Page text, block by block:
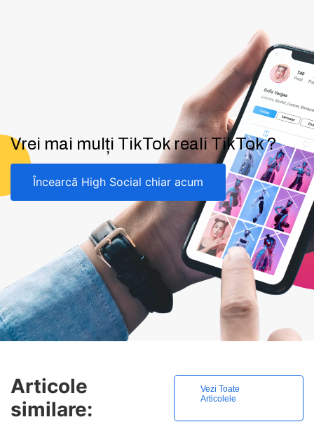
Vrei mai mulți TikTok reali TikTok ?
Încearcă High Social chiar acum
Articole
similare:
Vezi Toate
Articolele